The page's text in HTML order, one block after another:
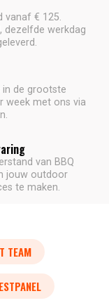
vanaf € 125.
dezelfde werkdag
in de grootste
week met ons via
van BBQ
jouw outdoor
te maken.
TEAM